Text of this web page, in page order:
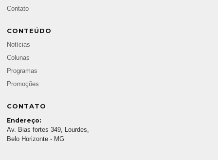
Contato
CONTEÚDO
Notícias
Colunas
Programas
Promoções
CONTATO
Endereço:
Av. Bias fortes 349, Lourdes,
Belo Horizonte - MG